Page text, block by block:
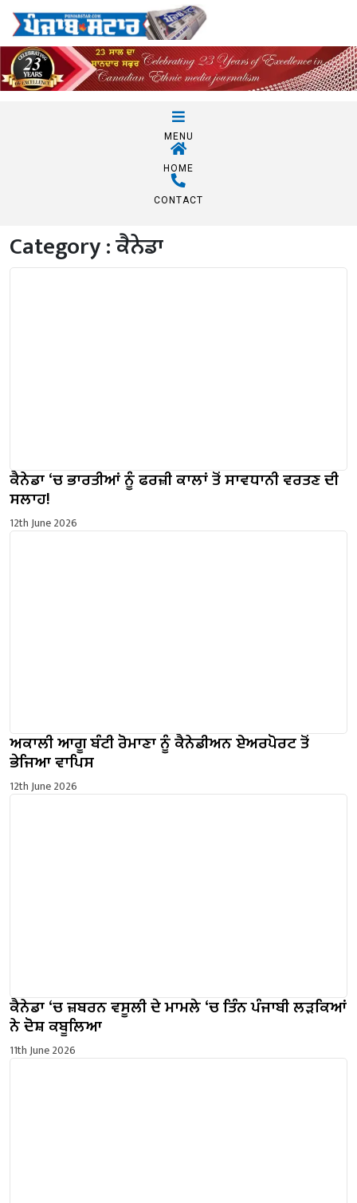
MENU
HOME
CONTACT
Category :ਕੈਨੇਡਾ
ਕੈਨੇਡਾ ‘ਚ ਭਾਰਤੀਆਂ ਨੂੰ ਫਰਜ਼ੀ ਕਾਲਾਂ ਤੋਂ ਸਾਵਧਾਨੀ ਵਰਤਣ ਦੀ
ਸਲਾਹ!
12th June 2026
ਅਕਾਲੀ ਆਗੂ ਬੰਟੀ ਰੋਮਾਣਾ ਨੂੰ ਕੈਨੇਡੀਅਨ ਏਅਰਪੋਰਟ ਤੋਂ
ਭੇਜਿਆ ਵਾਪਿਸ
12th June 2026
ਕੈਨੇਡਾ ‘ਚ ਜ਼ਬਰਨ ਵਸੂਲੀ ਦੇ ਮਾਮਲੇ ‘ਚ ਤਿੰਨ ਪੰਜਾਬੀ ਲੜਕਿਆਂ
ਨੇ ਦੋਸ਼ ਕਬੂਲਿਆ
11th June 2026